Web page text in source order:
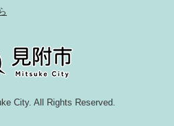
City. All Rights Reserved.